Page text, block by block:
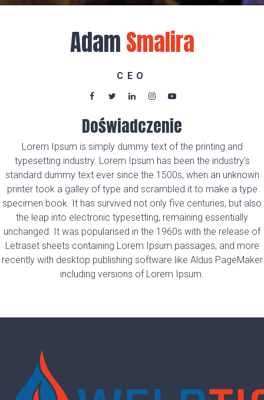
AdamSmalira
CEO
Doświadczenie
Lorem Ipsum is simply dummy text of the printing and
typesetting industry. Lorem Ipsum has been the industry's
standard dummy text ever since the 1500s, when an unknown
printer took a galley of type and scrambled it to make a type
specimen book. It has survived not only five centuries, but also
the leap into electronic typesetting, remaining essentially
unchanged. It was popularised in the 1960s with the release of
Letraset sheets containing Lorem Ipsum passages, and more
recently with desktop publishing software like Aldus PageMaker
including versions of Lorem Ipsum.